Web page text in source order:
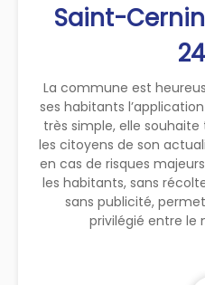
Saint-
La commune est
ses habitants
très simple, elle
les citoyens de son
en cas de risques
les habitants, sans
sans publicité,
privilégié entre le